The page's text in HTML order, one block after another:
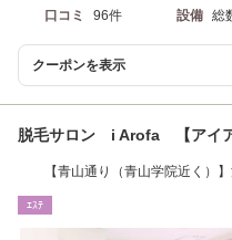
口コミ 96件 設備 総
クーポンを表示
脱毛サロン i Arofa 【アイア
【青山通り（青山学院近く）
ｴｽﾃ